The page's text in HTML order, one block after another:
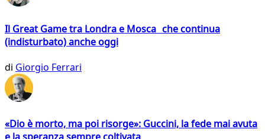
Il Great Game tra Londra e Mosca che continua
(indisturbato) anche oggi
di Giorgio Ferrari
«Dio è morto, ma poi risorge»: Guccini, la fede mai avuta